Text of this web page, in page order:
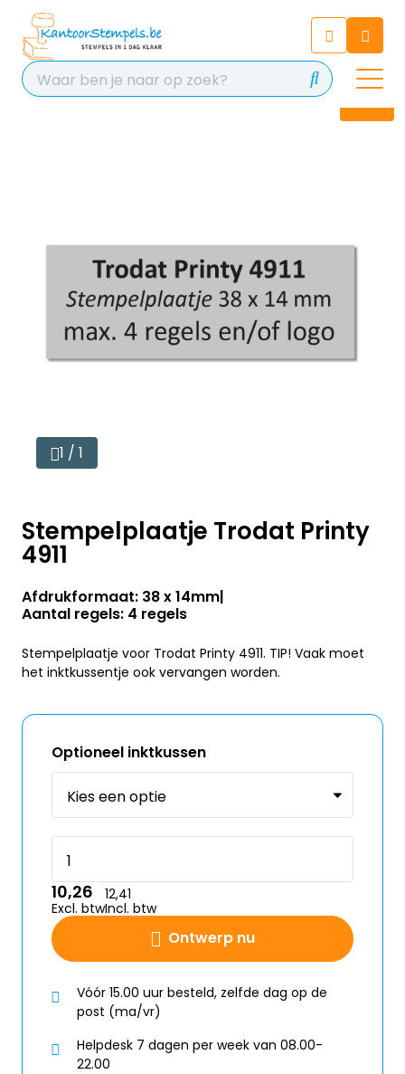
Chat 24/7 met onze chatbot
voor hulp
Contact
1 / 1
Stempelplaatje Trodat Printy
4911
Afdrukformaat: 38 x 14mm
Aantal regels: 4 regels
Stempelplaatje voor Trodat Printy 4911. TIP! Vaak moet
het inktkussentje ook vervangen worden.
Optioneel inktkussen
Ontwerp nu
10,26
Excl. btw
12,41
Incl. btw
Vóór 15.00 uur besteld, zelfde dag op de
post (ma/vr)
Helpdesk 7 dagen per week van 08.00-
22.00